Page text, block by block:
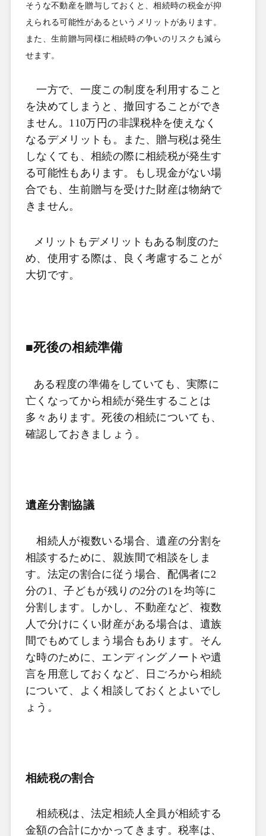
そうな不動産を贈与しておくと、相続時の税金が抑
えられる可能性があるというメリットがあります。
また、生前贈与同様に相続時の争いのリスクも減ら
せます。
一方で、一度この制度を利用すること
を決めてしまうと、撤回することができ
ません。110万円の非課税枠を使えなく
なるデメリットも。また、贈与税は発生
しなくても、相続の際に相続税が発生す
る可能性もあります。もし現金がない場
合でも、生前贈与を受けた財産は物納で
きません。
メリットもデメリットもある制度のた
め、使用する際は、良く考慮することが
大切です。
■死後の相続準備
ある程度の準備をしていても、実際に
亡くなってから相続が発生することは
多々あります。死後の相続についても、
確認しておきましょう。
遺産分割協議
相続人が複数いる場合、遺産の分割を
相談するために、親族間で相談をしま
す。法定の割合に従う場合、配偶者に2
分の1、子どもが残りの2分の1を均等に
分割します。しかし、不動産など、複数
人で分けにくい財産がある場合は、遺族
間でもめてしまう場合もあります。そん
な時のために、エンディングノートや遺
言を用意しておくなど、日ごろから相続
について、よく相談しておくとよいでし
ょう。
相続税の割合
相続税は、法定相続人全員が相続する
金額の合計にかかってきます。税率は、